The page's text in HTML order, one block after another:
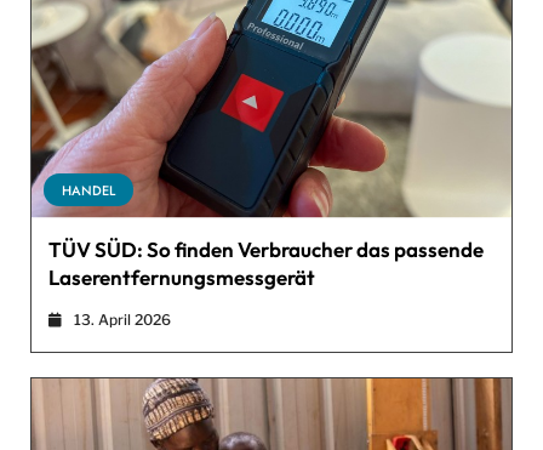
HANDEL
TÜV SÜD: So finden Verbraucher das passende
Laserentfernungsmessgerät
13. April 2026